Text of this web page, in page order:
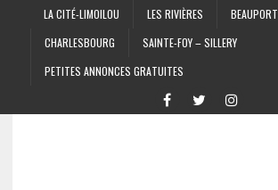
LA CITÉ-LIMOILOU LES RIVIÈRES
BEAUPORT
CHARLESBOURG
SAINTE-FOY – SILLERY
PETITES ANNONCES GRATUITES